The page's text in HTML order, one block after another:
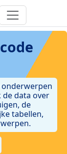
onderwerpen
de data over
de
tabellen,